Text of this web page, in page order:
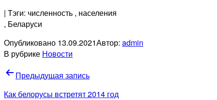
| Тэги: численность , населения
, Беларуси
Опубликовано 13.09.2021Автор: admin
В рубрике Новости
Навигация
по
Предыдущая запись
Как белорусы встретят 2014 год